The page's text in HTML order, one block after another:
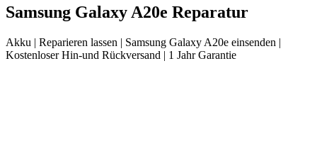
Samsung Galaxy A20e Reparatur
Akku | Reparieren lassen | Samsung Galaxy A20e einsenden |
Kostenloser Hin-und Rückversand | 1 Jahr Garantie